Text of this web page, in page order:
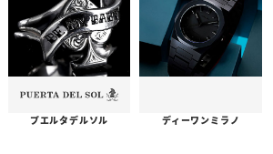
プエルタデルソル ディーワンミラノ